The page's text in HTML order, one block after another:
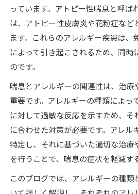
っています。アトピー性喘息と呼ば
は、アトピー性皮膚炎や花粉症など
ます。これらのアレルギー疾患は、
によって引き起こされるため、同時
のです。
喘息とアレルギーの関連性は、治療
重要です。アレルギーの種類によっ
に対して過敏な反応を示すため、そ
に合わせた対策が必要です。アレル
特定し、それに基づいた適切な治療
を行うことで、喘息の症状を軽減す
このブログでは、アレルギーの種類